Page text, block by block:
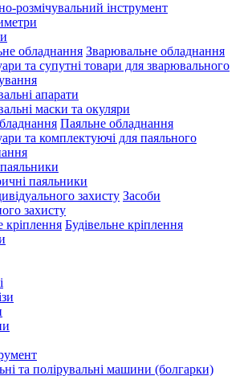
розмічувальний інструмент
Зварювальне обладнання
та супутні товари для зварювального
апарати
маски та окуляри
Паяльне обладнання
та комплектуючі для паяльного
паяльники
Засоби
захисту
Будівельне кріплення